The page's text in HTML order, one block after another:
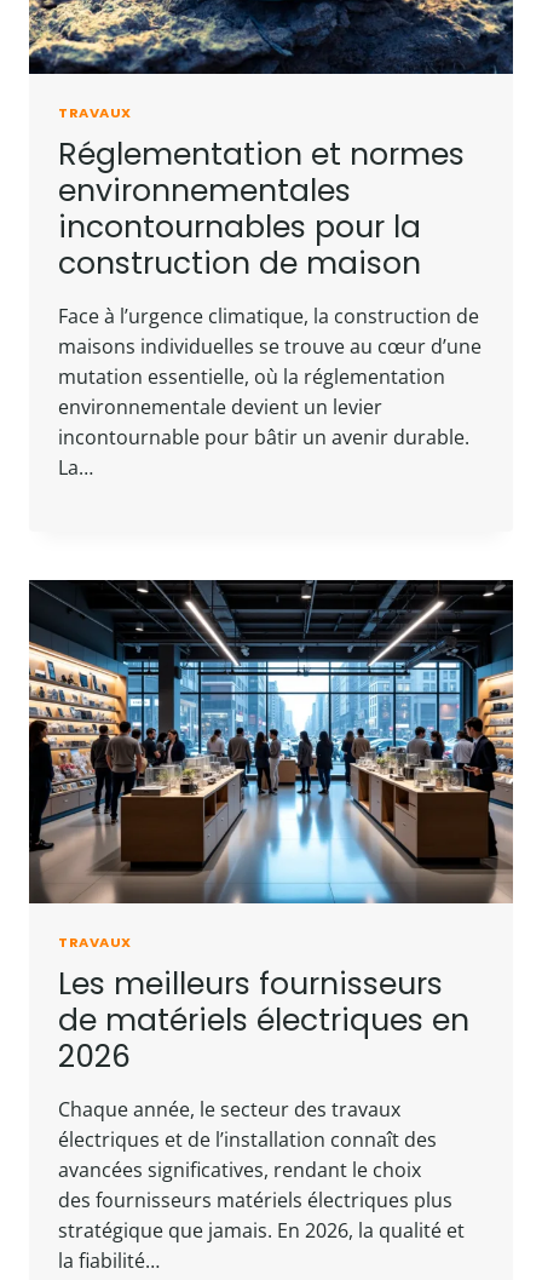
TRAVAUX
Réglementation et normes
environnementales
incontournables pour la
construction de maison
Face à l’urgence climatique, la construction de
maisons individuelles se trouve au cœur d’une
mutation essentielle, où la réglementation
environnementale devient un levier
incontournable pour bâtir un avenir durable.
La…
TRAVAUX
Les meilleurs fournisseurs
de matériels électriques en
2026
Chaque année, le secteur des travaux
électriques et de l’installation connaît des
avancées significatives, rendant le choix
des fournisseurs matériels électriques plus
stratégique que jamais. En 2026, la qualité et
la fiabilité…